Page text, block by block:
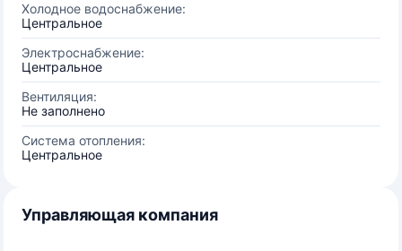
Холодное водоснабжение:
Центральное
Электроснабжение:
Центральное
Вентиляция:
Не заполнено
Система отопления:
Центральное
Управляющая компания